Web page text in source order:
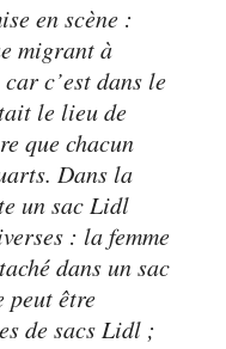
en scène :
migrant à
c’est dans le
le lieu de
que chacun
Dans la
un sac Lidl
: la femme
dans un sac
peut être
de sacs Lidl ;